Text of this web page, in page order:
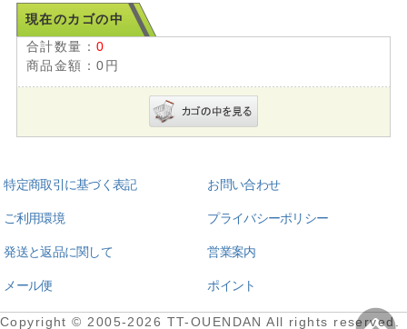
現在のカゴの中
合計数量：0
商品金額：0円
特定商取引に基づく表記 お問い合わせ
ご利用環境 プライバシーポリシー
発送と返品に関して 営業案内
メール便 ポイント
Copyright © 2005-2026 TT-OUENDAN All rights reserved.